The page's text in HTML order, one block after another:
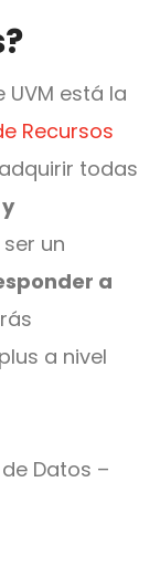
está la
Recursos
todas
un
a
a nivel
Datos –